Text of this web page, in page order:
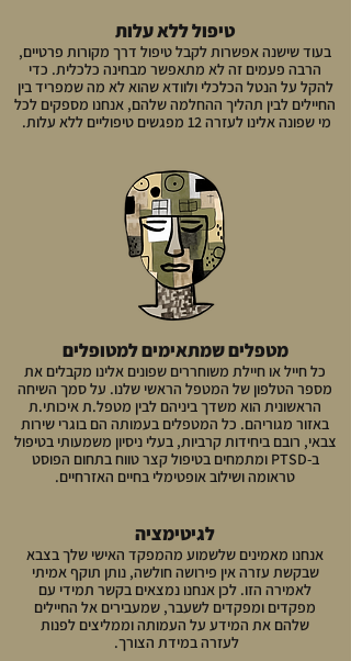
טיפול ללא עלות
בעוד שישנה אפשרות לקבל טיפול דרך מקורות פרטיים,
הרבה פעמים זה לא מתאפשר מבחינה כלכלית. כדי
להקל על הנטל הכלכלי ולוודא שהוא לא מה שמפריד בין
החיילים לבין תהליך ההחלמה שלהם, אנחנו מספקים לכל
מי שפונה אלינו לעזרה 12 מפגשים טיפוליים ללא עלות.
מטפלים שמתאימים למטופלים
כל חייל או חיילת משוחררים שפונים אלינו מקבלים את
מספר הטלפון של המטפל הראשי שלנו. על סמך השיחה
הראשונית הוא משדך ביניהם לבין מטפל.ת איכותי.ת
באזור מגוריהם. כל המטפלים בעמותה הם בוגרי שירות
צבאי, רובם ביחידות קרביות, בעלי ניסיון משמעותי בטיפול
ב-PTSD ומתמחים בטיפול קצר טווח בתחום הפוסט
טראומה ושילוב אופטימלי בחיים האזרחיים.
לגיטימציה
אנחנו מאמינים שלשמוע מהמפקד האישי שלך בצבא
שבקשת עזרה אין פירושה חולשה, נותן תוקף אמיתי
לאמירה הזו. לכן אנחנו נמצאים בקשר תמידי עם
מפקדים ומפקדים לשעבר, שמעבירים אל החיילים
שלהם את המידע על העמותה וממליצים לפנות
לעזרה במידת הצורך.